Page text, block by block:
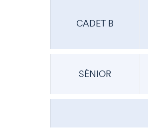
CADET B
SÈNIOR